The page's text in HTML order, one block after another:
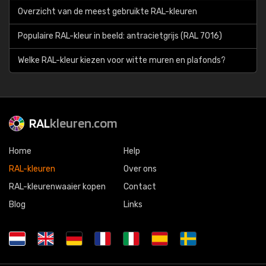
Overzicht van de meest gebruikte RAL-kleuren
Populaire RAL-kleur in beeld: antracietgrijs (RAL 7016)
Welke RAL-kleur kiezen voor witte muren en plafonds?
RALkleuren.com
Home
RAL-kleuren
RAL-kleurenwaaier kopen
Blog
Help
Over ons
Contact
Links